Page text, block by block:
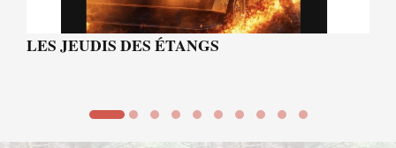
LES JEUDIS DES ÉTANGS